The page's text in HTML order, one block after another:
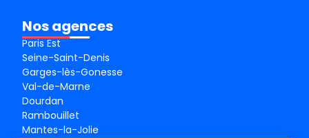
Nos agences
Paris Est
Seine-Saint-Denis
Garges-lès-Gonesse
Val-de-Marne
Dourdan
Rambouillet
Mantes-la-Jolie